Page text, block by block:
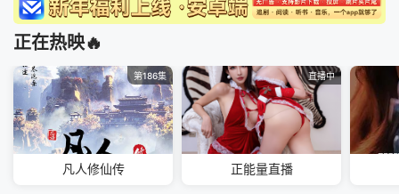
正在热映🔥
第186集
凡人修仙传
直播中
正能量直播